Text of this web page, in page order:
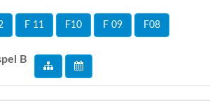
F 11 F10 F 09 F08
B